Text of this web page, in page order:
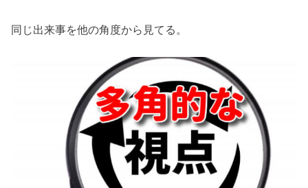
同じ出来事を他の角度から見てる。